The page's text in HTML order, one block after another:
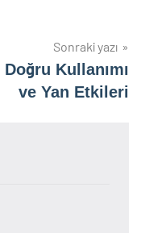
Sonraki yazı
Kullanımı
ve Yan Etkileri